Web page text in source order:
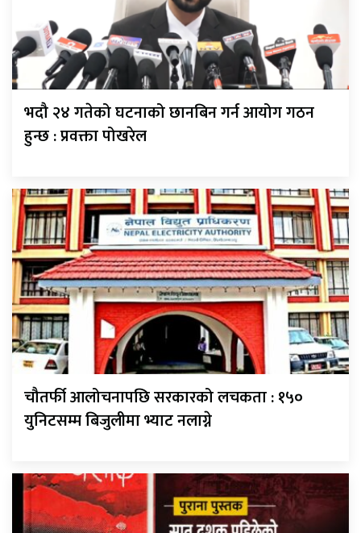
भदौ २४ गतेको घटनाको छानबिन गर्न आयोग गठन
हुन्छ : प्रवक्ता पोखरेल
चौतर्फी आलोचनापछि सरकारको लचकता : १५०
युनिटसम्म बिजुलीमा भ्याट नलाग्ने